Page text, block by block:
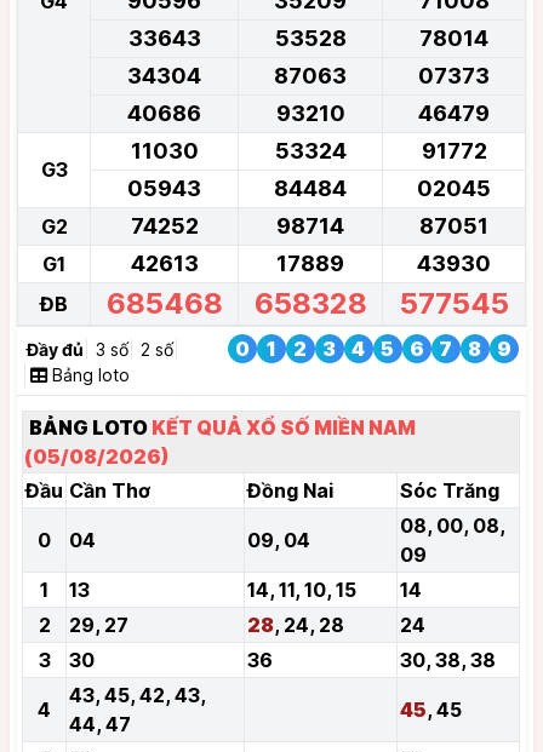
33643
53528
78014
34304
87063
07373
40686
93210 46479
G3
11030 53324
91772
05943
84484 02045
G2 74252 98714 87051
G1 42613 17889 43930
ĐB 685468 658328 577545
Đầy đủ 3 số 2 số 0 1 2 3 4 5 6 7 8 9
Bảng loto
BẢNG LOTO KẾT QUẢ XỔ SỐ MIỀN NAM
(05/08/2026)
Đầu Cần Thơ Đồng Nai Sóc Trăng
0 04 09, 04
08, 00, 08,
09
1
13 14, 11, 10, 15
14
2
29, 27 28, 24, 28
24
3
30 36 30, 38, 38
4
43, 45, 42, 43,
44, 47
45, 45